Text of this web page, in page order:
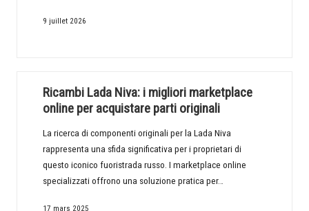
9 juillet 2026
Ricambi Lada Niva: i migliori marketplace
online per acquistare parti originali
La ricerca di componenti originali per la Lada Niva
rappresenta una sfida significativa per i proprietari di
questo iconico fuoristrada russo. I marketplace online
specializzati offrono una soluzione pratica per…
17 mars 2025